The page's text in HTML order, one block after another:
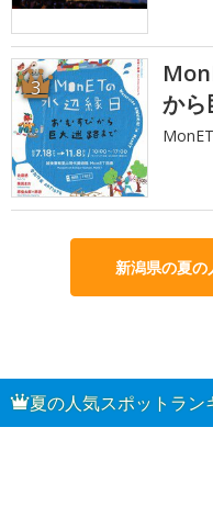
3
から
新潟県の夏の
夏の人気スポットラン